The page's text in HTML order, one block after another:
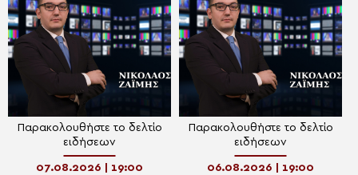
Παρακολουθήστε το δελτίο
ειδήσεων
07.08.2026 | 19:00
Παρακολουθήστε το δελτίο
ειδήσεων
06.08.2026 | 19:00